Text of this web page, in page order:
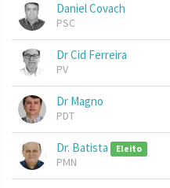
Daniel Covach
PSC
Dr Cid Ferreira
PV
Dr Magno
PDT
Dr. Batista Eleito
PMN